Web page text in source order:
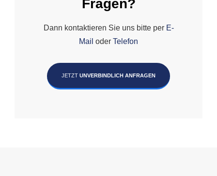
Fragen?
Dann kontaktieren Sie uns bitte per E-
Mail oder Telefon
JETZT UNVERBINDLICH ANFRAGEN